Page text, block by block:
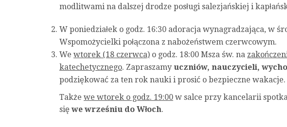
modlitwami na dalszej drodze posługi salezjańskiej i
W poniedziałek o godz. 16:30 adoracja wynagradzająca, w
Wspomożycielki połączona z nabożeństwem czerwcowym.
We wtorek (18 czerwca) o godz. 18:00 Msza św. na
katechetycznego. Zapraszamy uczniów, nauczycieli,
podziękować za ten rok nauki i prosić o bezpieczne wakacje.
Także we wtorek o godz. 19:00 w salce przy kancelarii
się we wrześniu do Włoch.